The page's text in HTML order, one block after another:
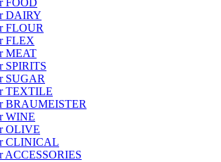
FOOD
DAIRY
FLOUR
FLEX
MEAT
SPIRITS
SUGAR
TEXTILE
BRAUMEISTER
WINE
OLIVE
CLINICAL
ACCESSORIES